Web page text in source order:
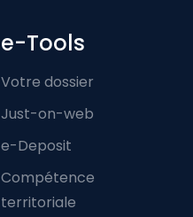
e-Tools
Votre dossier
Just-on-web
e-Deposit
Compétence
territoriale